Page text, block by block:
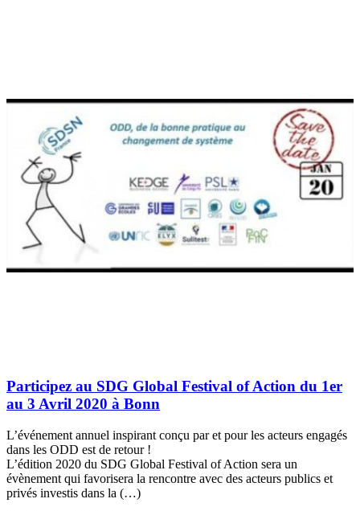
Participez au SDG Global Festival of Action du 1er
au 3 Avril 2020 à Bonn
L’événement annuel inspirant conçu par et pour les acteurs engagés
dans les ODD est de retour !
L’édition 2020 du SDG Global Festival of Action sera un
évènement qui favorisera la rencontre avec des acteurs publics et
privés investis dans la (…)